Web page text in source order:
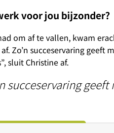
voor jou bijzonder?
om af te vallen, kwam
Zo’n succeservaring
sluit Christine af.
succeservaring